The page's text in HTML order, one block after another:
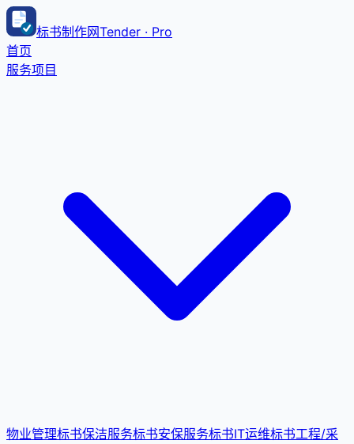
标书制作网Tender · Pro
首页
服务项目
物业管理标书保洁服务标书安保服务标书IT运维标书工程/采